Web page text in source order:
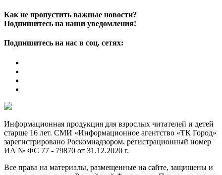
Как не пропустить важные новости?
Подпишитесь на наши уведомления!
Подпишитесь на нас в соц. сетях:
Информационная продукция для взрослых читателей и детей
старше 16 лет. СМИ «Информационное агентство «ТК Город»
зарегистрировано Роскомнадзором, регистрационный номер
ИА № ФС 77 - 79870 от 31.12.2020 г.
Все права на материалы, размещенные на сайте, защищены и